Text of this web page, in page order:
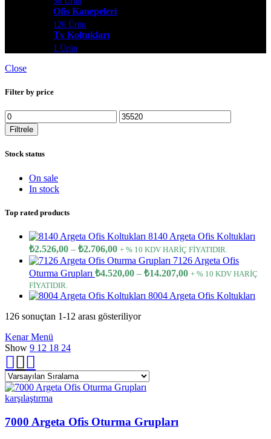
Ofis Kanepeleri
126 Ürün
Tv Koltukları
1 Ürün
Close
Filter by price
En
düşük
fiyat
En
yüksek
Filtrele
Stock status
On sale
In stock
Top rated products
8140 Argeta Ofis Koltukları
₺2.526,00 – ₺2.706,00Price
range:
₺2.526,00
₺2.706,00
+ % 10 KDV HARİÇ FİYATIDIR.
7126 Argeta Ofis
Oturma Grupları ₺4.520,00 – ₺14.207,00Price
₺4.520,00
+ % 10 KDV HARİÇ
FİYATIDIR.
8004 Argeta Ofis Koltukları
126 sonuçtan 1-12 arası gösteriliyor
Kenar Menü
Show 9 12 18 24
karşılaştırma
7000 Argeta Ofis Oturma Grupları